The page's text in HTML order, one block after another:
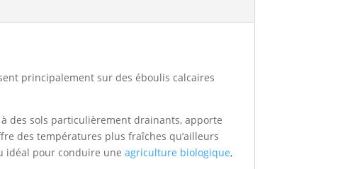
principalement sur des éboulis calcaires
des sols particulièrement drainants, apporte
des températures plus fraîches qu’ailleurs
idéal pour conduire uneagriculture biologique,